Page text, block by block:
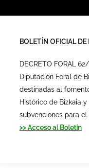
BOLETÍN OFICIAL DE
DECRETO FORAL
Diputación Foral de
destinadas al
Histórico de Bizkaia
subvenciones para el
>> Acceso al Boletín